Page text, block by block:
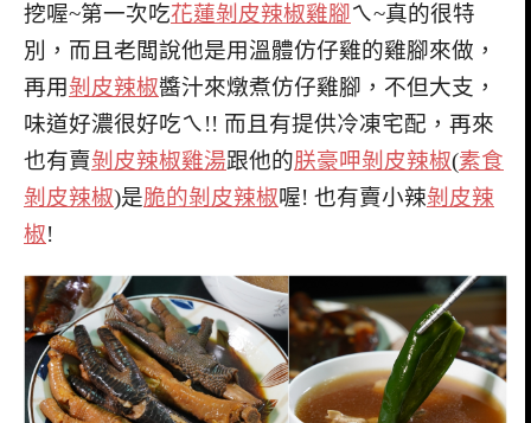
挖喔~第一次吃花蓮剝皮辣椒雞腳ㄟ~真的很特
別，而且老闆說他是用溫體仿仔雞的雞腳來做，
再用剝皮辣椒醬汁來燉煮仿仔雞腳，不但大支，
味道好濃很好吃ㄟ!! 而且有提供冷凍宅配，再來
也有賣剝皮辣椒雞湯跟他的朕豪呷剝皮辣椒(素食
剝皮辣椒)是脆的剝皮辣椒喔! 也有賣小辣剝皮辣
椒!